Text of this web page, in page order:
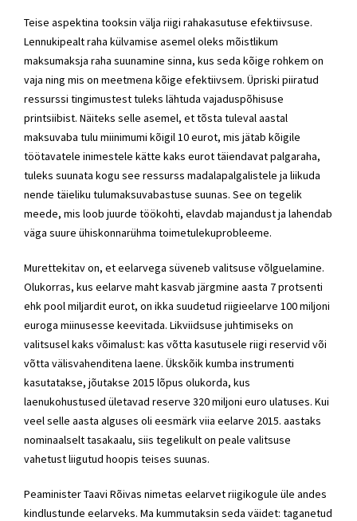
Teise aspektina tooksin välja riigi rahakasutuse efektiivsuse.
Lennukipealt raha külvamise asemel oleks mõistlikum
maksumaksja raha suunamine sinna, kus seda kõige rohkem on
vaja ning mis on meetmena kõige efektiivsem. Üpriski piiratud
ressurssi tingimustest tuleks lähtuda vajaduspõhisuse
printsiibist. Näiteks selle asemel, et tõsta tuleval aastal
maksuvaba tulu miinimumi kõigil 10 eurot, mis jätab kõigile
töötavatele inimestele kätte kaks eurot täiendavat palgaraha,
tuleks suunata kogu see ressurss madalapalgalistele ja liikuda
nende täieliku tulumaksuvabastuse suunas. See on tegelik
meede, mis loob juurde töökohti, elavdab majandust ja lahendab
väga suure ühiskonnarühma toimetulekuprobleeme.
Murettekitav on, et eelarvega süveneb valitsuse võlguelamine.
Olukorras, kus eelarve maht kasvab järgmine aasta 7 protsenti
ehk pool miljardit eurot, on ikka suudetud riigieelarve 100 miljoni
euroga miinusesse keevitada. Likviidsuse juhtimiseks on
valitsusel kaks võimalust: kas võtta kasutusele riigi reservid või
võtta välisvahenditena laene. Ükskõik kumba instrumenti
kasutatakse, jõutakse 2015 lõpus olukorda, kus
laenukohustused ületavad reserve 320 miljoni euro ulatuses. Kui
veel selle aasta alguses oli eesmärk viia eelarve 2015. aastaks
nominaalselt tasakaalu, siis tegelikult on peale valitsuse
vahetust liigutud hoopis teises suunas.
Peaminister Taavi Rõivas nimetas eelarvet riigikogule üle andes
kindlustunde eelarveks. Ma kummutaksin seda väidet: taganetud